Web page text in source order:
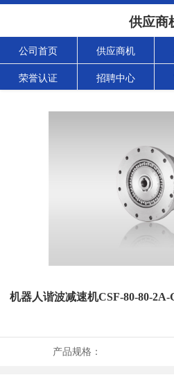
供应商
公司首页 供应商机
荣誉认证 招聘中心
机器人谐波减速机CSF-80-80-2A-
产品规格：